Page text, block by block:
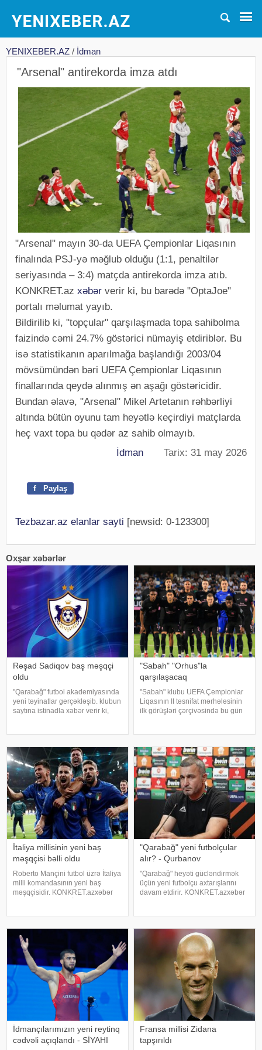
YENIXEBER.AZ / İdman
"Arsenal" antirekorda imza atdı
"Arsenal" mayın 30-da UEFA Çempionlar Liqasının
finalında PSJ-yə məğlub olduğu (1:1, penaltilər
seriyasında – 3:4) matçda antirekorda imza atıb.
KONKRET.az xəbər verir ki, bu barədə "OptaJoe"
portalı məlumat yayıb.
Bildirilib ki, "topçular" qarşılaşmada topa sahibolma
faizində cəmi 24.7% göstərici nümayiş etdiriblər. Bu
isə statistikanın aparılmağa başlandığı 2003/04
mövsümündən bəri UEFA Çempionlar Liqasının
finallarında qeydə alınmış ən aşağı göstəricidir.
Bundan əlavə, "Arsenal" Mikel Artetanın rəhbərliyi
altında bütün oyunu tam heyətlə keçirdiyi matçlarda
heç vaxt topa bu qədər az sahib olmayıb.
İdman Tarix: 31 may 2026
f Paylaş
Tezbazar.az elanlar sayti [newsid: 0-123300]
Oxşar xəbərlər
Rəşad Sadiqov baş məşqçi
oldu
"Qarabağ" futbol akademiyasında
yeni təyinatlar gerçəkləşib. klubun
saytına istinadla xəbər verir ki,
Akademiya koordinatoru Aftandi
"Sabah" "Orhus"la
qarşılaşacaq
"Sabah" klubu UEFA Çempionlar
Liqasının II təsnifat mərhələsinin
ilk görüşləri çərçivəsində bu gün
20:30-da Ranner
İtaliya millisinin yeni baş
məşqçisi bəlli oldu
Roberto Mançini futbol üzrə İtaliya
milli komandasının yeni baş
məşqçisidir. KONKRET.azxəbər
açıqlamadanda deyib. Qeyd edək
ki, 6
"Qarabağ" yeni futbolçular
alır? - Qurbanov
"Qarabağ" heyəti gücləndirmək
üçün yeni futbolçu axtarışlarını
davam etdirir. KONKRET.azxəbər
Konfrans Liqasını
İdmançılarımızın yeni reytinq
cədvəli açıqlandı - SİYAHI
Fransa millisi Zidana
tapşırıldı